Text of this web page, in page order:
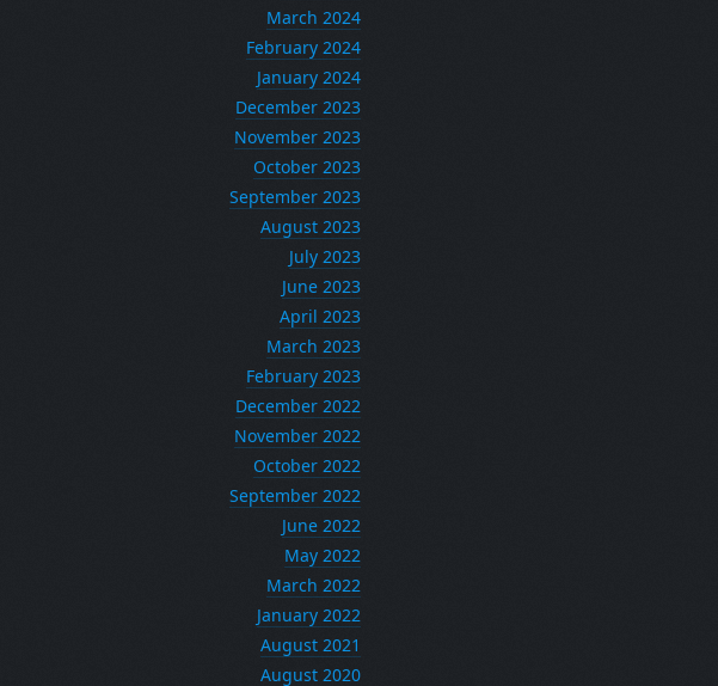
March 2024
February 2024
January 2024
December 2023
November 2023
October 2023
September 2023
August 2023
July 2023
June 2023
April 2023
March 2023
February 2023
December 2022
November 2022
October 2022
September 2022
June 2022
May 2022
March 2022
January 2022
August 2021
August 2020